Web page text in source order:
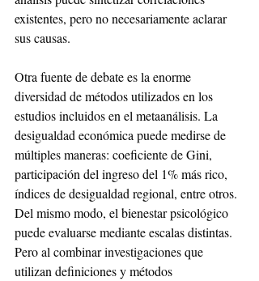
existentes, pero no necesariamente aclarar
sus causas.
Otra fuente de debate es la enorme
diversidad de métodos utilizados en los
estudios incluidos en el metaanálisis. La
desigualdad económica puede medirse de
múltiples maneras: coeficiente de Gini,
participación del ingreso del 1% más rico,
índices de desigualdad regional, entre otros.
Del mismo modo, el bienestar psicológico
puede evaluarse mediante escalas distintas.
Pero al combinar investigaciones que
utilizan definiciones y métodos